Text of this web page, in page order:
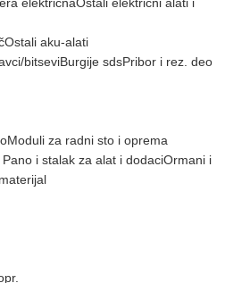
Ostali aku-alati
bitseviBurgije sdsPribor i rez. deo
Moduli za radni sto i oprema
Pano i stalak za alat i dodaciOrmani i